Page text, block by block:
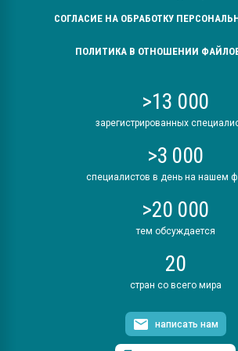
СОГЛАСИЕ НА ОБРАБОТКУ
ПОЛИТИКА В ОТНОШЕНИИ ФАЙЛОВ
>13 000
зарегистрированных
>3 000
специалистов в день на нашем
>20 000
тем обсуждается
20
стран со всего мира
написать нам